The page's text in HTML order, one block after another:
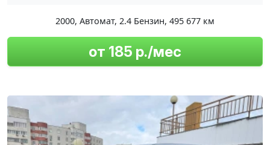
2000, Автомат, 2.4 Бензин, 495 677 км
от 185 р./мес